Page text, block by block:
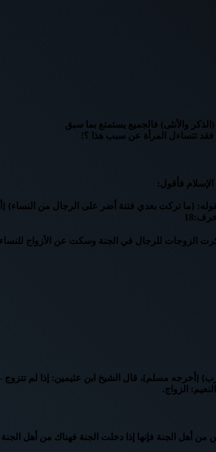
والأنثى) فالجميع يستمتع بما سبق
فقد تتساءل المرأة عن سبب هذا ؟!
{ما تركت بعدي فتنة أضر على الرجال من النساء}
ذكرت الزوجات للرجال في الجنة وسكت عن الأزواج
[أخرجه مسلم]، قال الشيخ ابن عثيمين: إذا لم تتزوج –
الزواج.
من أهل الجنة فإنها إذا دخلت الجنة فهناك من أهل